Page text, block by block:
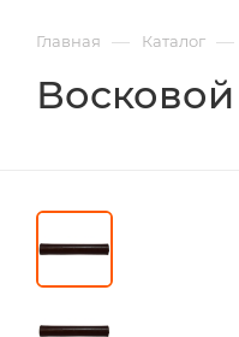
Главная — Каталог —